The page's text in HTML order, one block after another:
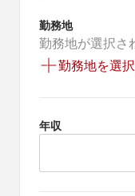
勤務地
勤務地が選択さ
勤務地を選
年収